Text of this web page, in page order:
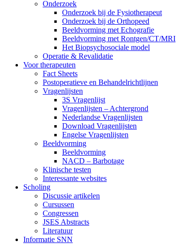
Onderzoek
Onderzoek bij de Fysiotherapeut
Onderzoek bij de Orthopeed
Beeldvorming met Echografie
Beeldvorming met Rontgen/CT/MRI
Het Biopsychosociale model
Operatie & Revalidatie
Voor therapeuten
Fact Sheets
Postoperatieve en Behandelrichtlijnen
Vragenlijsten
3S Vragenlijst
Vragenlijsten – Achtergrond
Nederlandse Vragenlijsten
Download Vragenlijsten
Engelse Vragenlijsten
Beeldvorming
Beeldvorming
NACD – Barbotage
Klinische testen
Interessante websites
Scholing
Discussie artikelen
Cursussen
Congressen
JSES Abstracts
Literatuur
Informatie SNN